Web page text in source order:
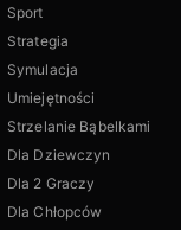
Sport
Strategia
Symulacja
Umiejętności
Strzelanie Bąbelkami
Dla Dziewczyn
Dla 2 Graczy
Dla Chłopców